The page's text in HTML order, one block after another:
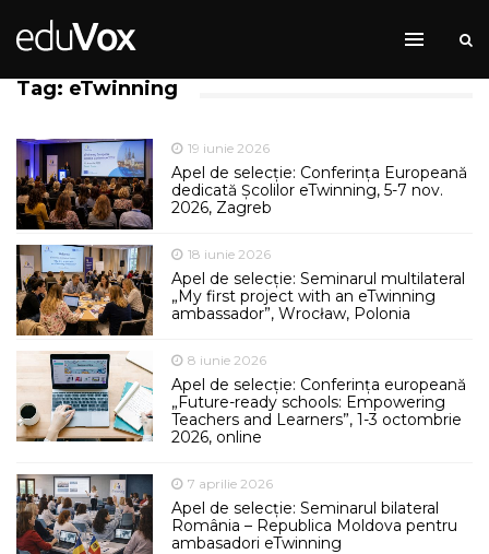
Tag: eTwinning
19 iunie 2026
Apel de selecție: Conferința Europeană
dedicată Școlilor eTwinning, 5-7 nov.
2026, Zagreb
18 iunie 2026
Apel de selecție: Seminarul multilateral
„My first project with an eTwinning
ambassador”, Wrocław, Polonia
8 iunie 2026
Apel de selecție: Conferința europeană
„Future-ready schools: Empowering
Teachers and Learners”, 1-3 octombrie
2026, online
7 aprilie 2026
Apel de selecție: Seminarul bilateral
România – Republica Moldova pentru
ambasadori eTwinning